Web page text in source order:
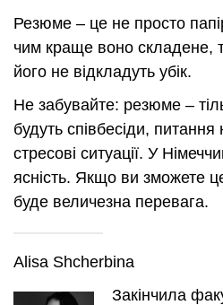
Резюме – це не просто
чим краще воно складене,
його не відкладуть убік.
Не забувайте: резюме –
будуть співбесіди,
стресові ситуації. У
ясність. Якщо ви зможете
буде величезна перевага.
Alisa Shcherbina
Закінчила